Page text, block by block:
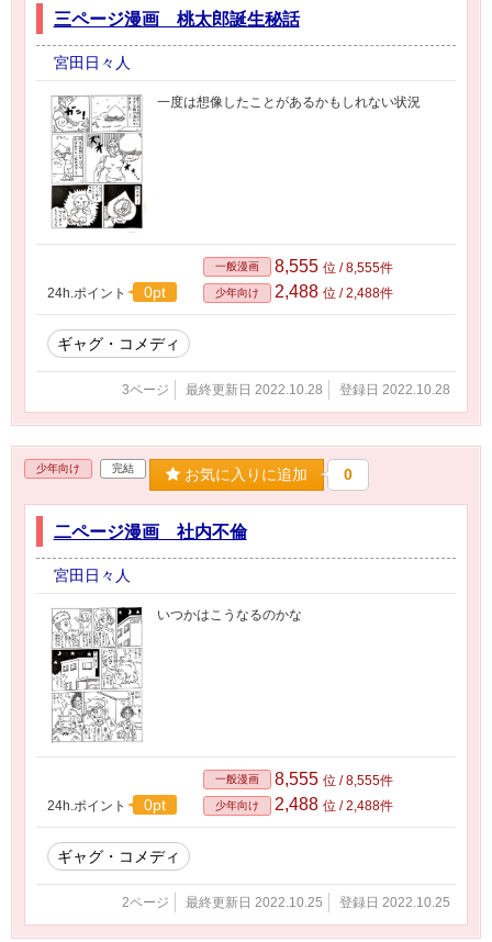
三ページ漫画 桃太郎誕生秘話
宮田日々人
一度は想像したことがあるかもしれない状況
24h.ポイント 0pt
一般漫画 8,555 位 / 8,555件
少年向け 2,488 位 / 2,488件
ギャグ・コメディ
3ページ 最終更新日 2022.10.28 登録日 2022.10.28
少年向け 完結 お気に入りに追加 0
二ページ漫画 社内不倫
宮田日々人
いつかはこうなるのかな
24h.ポイント 0pt
一般漫画 8,555 位 / 8,555件
少年向け 2,488 位 / 2,488件
ギャグ・コメディ
2ページ 最終更新日 2022.10.25 登録日 2022.10.25